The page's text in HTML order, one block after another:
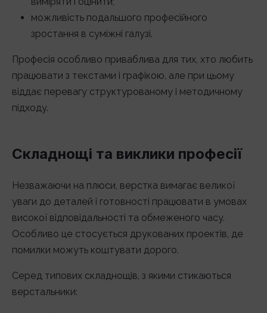
можливість подальшого професійного
зростання в суміжні галузі.
Професія особливо приваблива для тих, хто любить
працювати з текстами і графікою, але при цьому
віддає перевагу структурованому і методичному
підходу.
Складнощі та виклики професії
Незважаючи на плюси, верстка вимагає великої
уваги до деталей і готовності працювати в умовах
високої відповідальності та обмеженого часу.
Особливо це стосується друкованих проектів, де
помилки можуть коштувати дорого.
Серед типових складнощів, з якими стикаються
верстальники: